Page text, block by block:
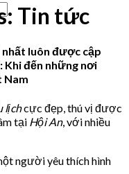
Tin tức
nhất luôn được cập
Khi đến những nơi
Nam
lịchcực đẹp, thú vị được
tại Hội An, với nhiều
người yêu thích hình